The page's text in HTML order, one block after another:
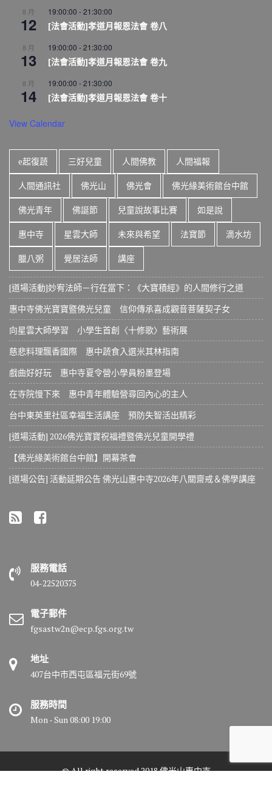
8 月
12
19:00:00 -21:30:00
[法會活動]孝道月報恩法會 卷八
8 月
13
19:00:00 -21:30:00
[法會活動]孝道月報恩法會 卷九
8 月
14
19:00:00 -21:30:00
[法會活動]孝道月報恩法會 卷十
View Calendar
e起復蔬 三好兒童 人間佛教 人間福報
人間通訊社 佛光山 佛光會 佛光緣美術館台中館
佛光青年 佛誕節 兒童說故事比賽 如是說
惠中寺 星雲大師 未來與希望 法寶節 滴水坊
臘八粥 覺居法師 講座
[道場活動]妙宥法師－行在當下：《大寶積經》的人間修行之道
惠中寺佛光寶寶暨佛光兒童 信仰傳承喜成觀音菩薩契子女
向星雲大師學習 小學生首創〈十修歌〉藝術展
慈悲料理飄香國際 惠中蔬食入選米其林指南
戲曲好好玩 惠中寺夏令營小學員粉墨登場
在寺院慢下來 惠中青年體驗營尋回內心的主人
台中東英里社區幸福生活講座 預防失智活出精彩
[道場活動] 2026佛光寶寶祝福禮暨佛光兒童開學禮
【佛光緣美術館台中館】開幕茶會
[道場公告] 活動延期公告 佛光山惠中寺2026年八關齋戒＆佛學講座
服務電話
04-22520375
電子郵件
fgsastw2n@ecp.fgs.org.tw
地址
407台中市西屯區福元街69號
服務時間
Mon - Sun 08:00 19:00
© All right reserved 2018 佛光山惠中寺